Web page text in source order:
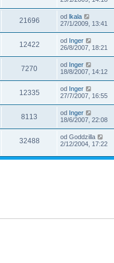
21696 od lkala
27/1/2009, 13:41
12422 od Inger
26/8/2007, 18:21
7270 od Inger
18/8/2007, 14:12
12335 od Inger
27/7/2007, 16:55
8113 od Inger
18/6/2007, 22:08
32488 od Goddzilla
2/12/2004, 17:22